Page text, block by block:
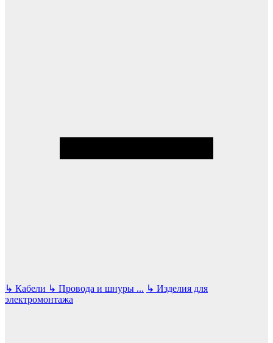
↳ Кабели ↳ Провода и шнуры ... ↳ Изделия для
электромонтажа